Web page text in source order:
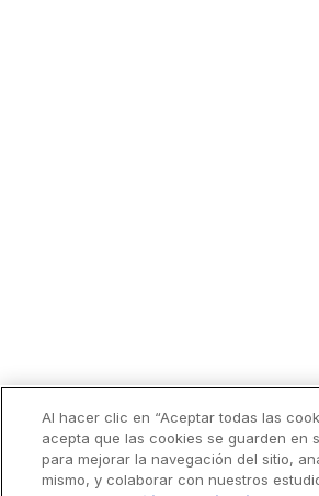
Al hacer clic en “Aceptar todas las
acepta que las cookies se guarden en
para mejorar la navegación del sitio,
mismo, y colaborar con nuestros